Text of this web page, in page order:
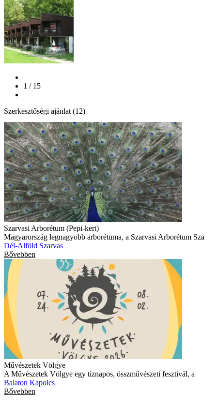
1 / 15
Szerkesztőségi ajánlat (12)
Szarvasi Arborétum (Pepi-kert)
Magyarország legnagyobb arborétuma, a Szarvasi Arborétum Sza
Dél-Alföld Szarvas
Bővebben
Művészetek Völgye
A Művészetek Völgye egy tíznapos, összművészeti fesztivál, a
Balaton Kapolcs
Bővebben